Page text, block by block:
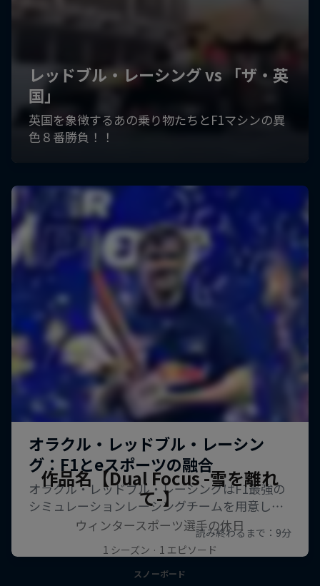
作品名【Dual Focus -雪を離れ
て-】
ウィンタースポーツ選手の休日
1 シーズン · 1 エピソード
スノーボード